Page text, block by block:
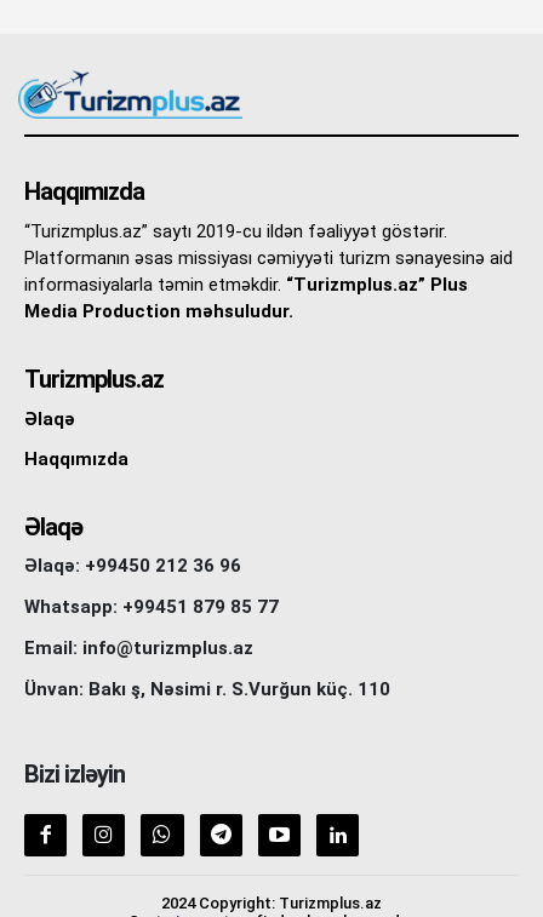
Haqqımızda
“Turizmplus.az” saytı 2019-cu ildən fəaliyyət göstərir.
Platformanın əsas missiyası cəmiyyəti turizm sənayesinə aid
informasiyalarla təmin etməkdir. “Turizmplus.az” Plus
Media Production məhsuludur.
Turizmplus.az
Əlaqə
Haqqımızda
Əlaqə
Əlaqə: +99450 212 36 96
Whatsapp: +99451 879 85 77
Email: info@turizmplus.az
Ünvan: Bakı ş, Nəsimi r. S.Vurğun küç. 110
Bizi izləyin
2024 Copyright: Turizmplus.az